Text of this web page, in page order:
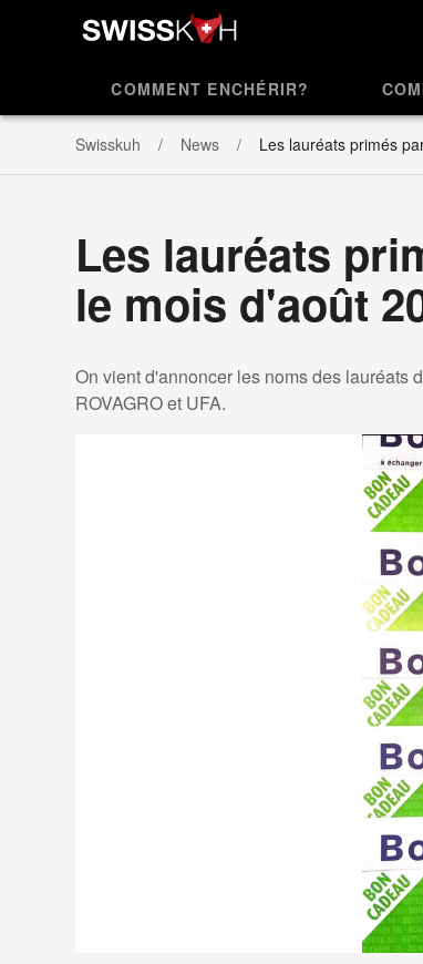
COMMENT ENCHÉRIR?
Swisskuh News Les lauréats primés
Les lauréats
le mois d'août
On vient d'annoncer les noms des lauréats
ROVAGRO et UFA.